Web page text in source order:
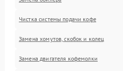
Чистка системы подачи кофе
Замена хомутов, скобок и колец
Замена двигателя кофемолки